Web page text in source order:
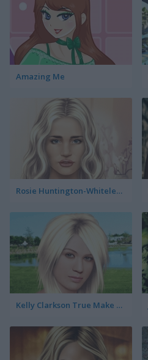
Amazing Me
Rosie Huntington-Whiteley True Make Up
Kelly Clarkson True Make Up